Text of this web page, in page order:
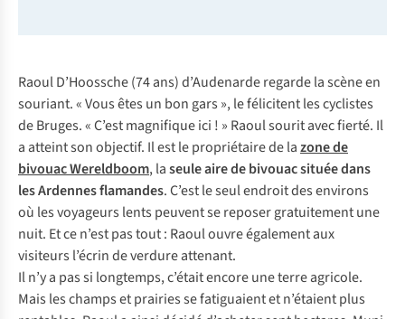
Raoul D’Hoossche (74 ans) d’Audenarde regarde la scène en
souriant. « Vous êtes un bon gars », le félicitent les cyclistes
de Bruges. « C’est magnifique ici ! » Raoul sourit avec fierté. Il
a atteint son objectif. Il est le propriétaire de lazone de
bivouac Wereldboom, laseule aire de bivouac située dans
les Ardennes flamandes. C’est le seul endroit des environs
où les voyageurs lents peuvent se reposer gratuitement une
nuit. Et ce n’est pas tout : Raoul ouvre également aux
visiteurs l’écrin de verdure attenant.
Il n’y a pas si longtemps, c’était encore une terre agricole.
Mais les champs et prairies se fatiguaient et n’étaient plus